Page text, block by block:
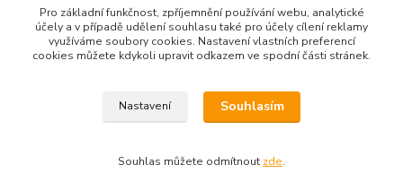
+420 725 437 882
+420 727 880 789
Pro základní funkčnost, zpříjemnění používání webu, analytické
účely a v případě udělení souhlasu také pro účely cílení reklamy
využíváme soubory cookies. Nastavení vlastních preferencí
cookies můžete kdykoli upravit odkazem ve spodní části stránek.
Nastavení Souhlasím
Souhlas můžete odmítnout zde.